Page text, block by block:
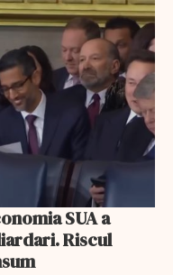
SUA a
Riscul